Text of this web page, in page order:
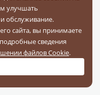
улучшать
обслуживание.
сайта, вы принимаете
сведения
файлов Cookie.